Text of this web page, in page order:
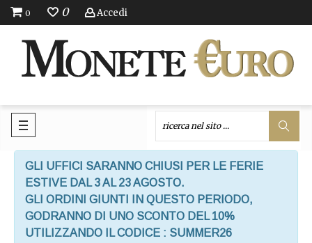
0 0 Accedi
GLI UFFICI SARANNO CHIUSI PER LE FERIE
ESTIVE DAL 3 AL 23 AGOSTO.
GLI ORDINI GIUNTI IN QUESTO PERIODO,
GODRANNO DI UNO SCONTO DEL 10%
UTILIZZANDO IL CODICE : SUMMER26